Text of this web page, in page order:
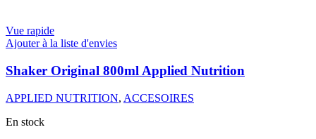
Vue rapide
Ajouter à la liste d'envies
Shaker Original 800ml Applied Nutrition
APPLIED NUTRITION, ACCESOIRES
En stock